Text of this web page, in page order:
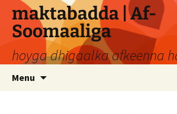
Skip
content
maktabadda | Af-
Soomaaliga
hoyga dhigaalka afkeenna
Menu